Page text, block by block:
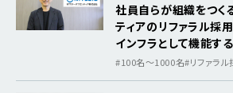
社員自らが組織をつく
ティアのリファラル採
インフラとして機能す
を軸にした採用基盤
#100名～1000名#リファラ